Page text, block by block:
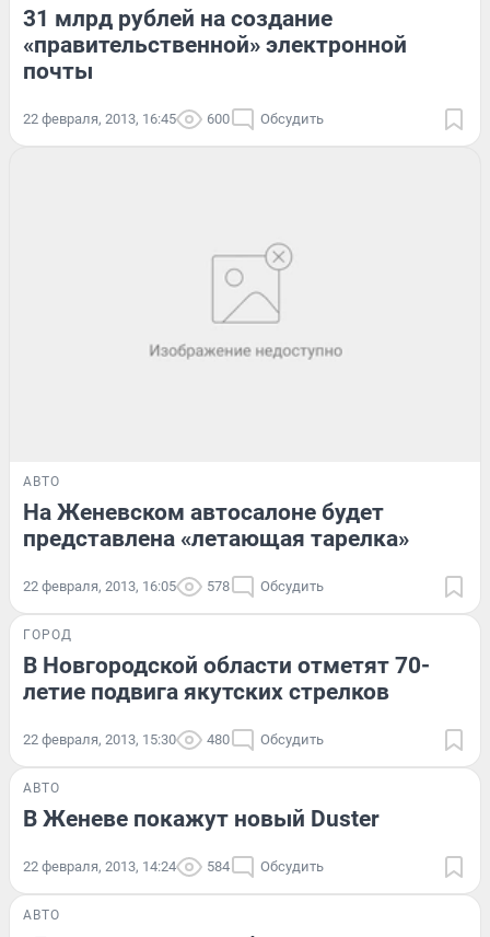
31 млрд рублей на создание
«правительственной» электронной
почты
22 февраля, 2013, 16:45 600 Обсудить
АВТО
На Женевском автосалоне будет
представлена «летающая тарелка»
22 февраля, 2013, 16:05 578 Обсудить
ГОРОД
В Новгородской области отметят 70-
летие подвига якутских стрелков
22 февраля, 2013, 15:30 480 Обсудить
АВТО
В Женеве покажут новый Duster
22 февраля, 2013, 14:24 584 Обсудить
АВТО